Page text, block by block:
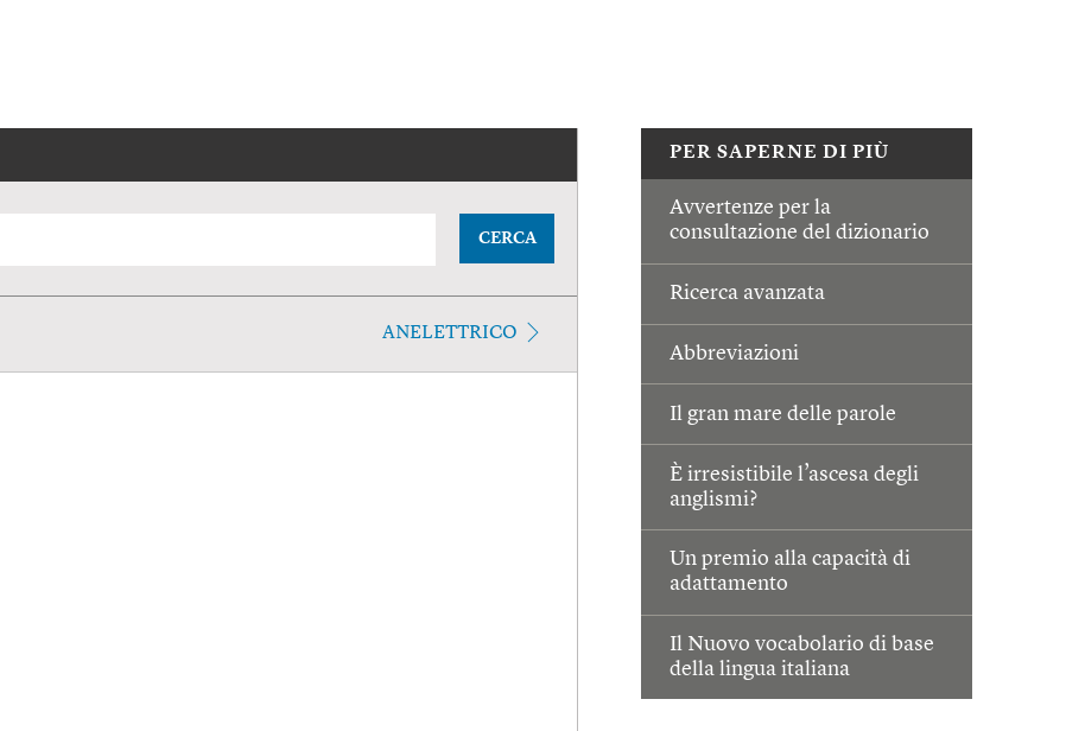
PER SAPERNE DI PIÙ
Avvertenze per la
consultazione del dizionario
Ricerca avanzata
Abbreviazioni
Il gran mare delle parole
È irresistibile l’ascesa degli
anglismi?
Un premio alla capacità di
adattamento
Il Nuovo vocabolario di base
della lingua italiana
CERCA
ANELETTRICO